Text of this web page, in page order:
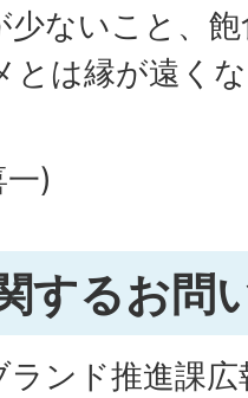
少ないこと、
とは縁が遠く
)
するお問
ンド推進課